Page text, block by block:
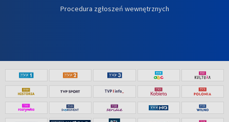
Procedura zgłoszeń wewnętrznych